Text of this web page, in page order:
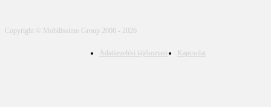
Copyright © Mobilissimo Group 2006 - 2026
Adatkezelési tájékoztató Kapcsolat